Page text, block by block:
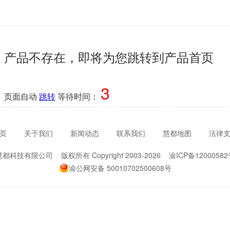
产品不存在，即将为您跳转到产品首页
页面自动 跳转等待时间： 2
关于我们 新闻动态 联系我们 慧都地图 法律
都科技有限公司 版权所有 Copyright 2003-2026 渝ICP备12000582
渝公网安备 50010702500608号